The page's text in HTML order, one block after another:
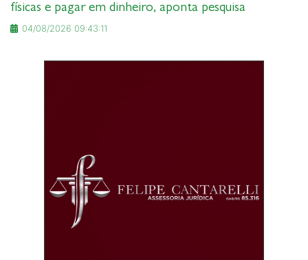
físicas e pagar em dinheiro, aponta pesquisa
04/08/2026 09:43:11